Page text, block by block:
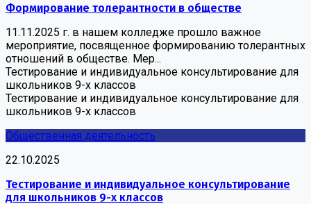
Формирование толерантности в обществе
11.11.2025 г. в нашем колледже прошло важное
мероприятие, посвященное формированию толерантных
отношений в обществе. Мер...
Тестирование и индивидуальное консультирование для
школьников 9-х классов
Тестирование и индивидуальное консультирование для
школьников 9-х классов
Общественная деятельность
22.10.2025
Тестирование и индивидуальное консультирование
для школьников 9-х классов